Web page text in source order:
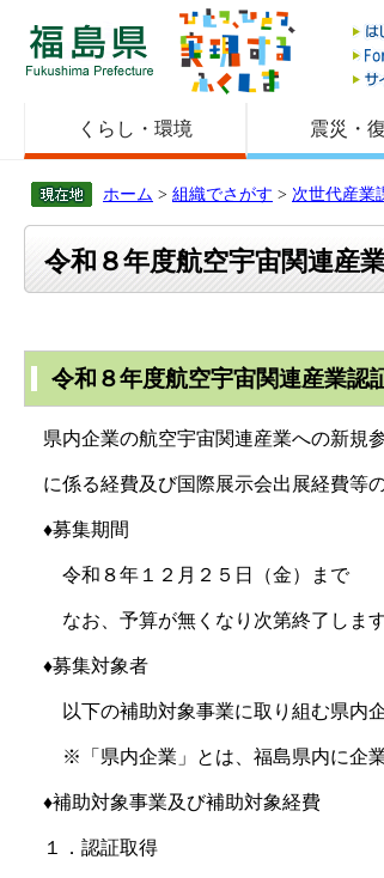
福島県
くらし・環境 震災・
ホーム > 組織でさがす > 次世代産業
令和８年度航空宇宙関連産
令和８年度航空宇宙関連産業認
県内企業の航空宇宙関連産業への新規
に係る経費及び国際展示会出展経費等
♦募集期間
令和８年１２月２５日（金）まで
なお、予算が無くなり次第終了します
♦募集対象者
以下の補助対象事業に取り組む県内企
※「県内企業」とは、福島県内に企業
♦補助対象事業及び補助対象経費
１．認証取得